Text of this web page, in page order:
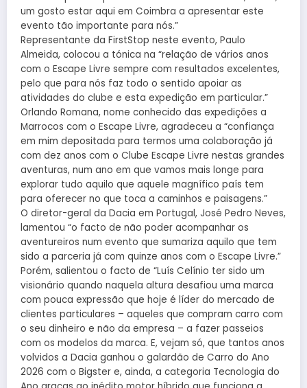
um gosto estar aqui em Coimbra a apresentar este
evento tão importante para nós.”
Representante da FirstStop neste evento, Paulo
Almeida, colocou a tónica na “relação de vários anos
com o Escape Livre sempre com resultados excelentes,
pelo que para nós faz todo o sentido apoiar as
atividades do clube e esta expedição em particular.”
Orlando Romana, nome conhecido das expedições a
Marrocos com o Escape Livre, agradeceu a “confiança
em mim depositada para termos uma colaboração já
com dez anos com o Clube Escape Livre nestas grandes
aventuras, num ano em que vamos mais longe para
explorar tudo aquilo que aquele magnífico país tem
para oferecer no que toca a caminhos e paisagens.”
O diretor-geral da Dacia em Portugal, José Pedro Neves,
lamentou “o facto de não poder acompanhar os
aventureiros num evento que sumariza aquilo que tem
sido a parceria já com quinze anos com o Escape Livre.”
Porém, salientou o facto de “Luís Celínio ter sido um
visionário quando naquela altura desafiou uma marca
com pouca expressão que hoje é líder do mercado de
clientes particulares – aqueles que compram carro com
o seu dinheiro e não da empresa – a fazer passeios
com os modelos da marca. E, vejam só, que tantos anos
volvidos a Dacia ganhou o galardão de Carro do Ano
2026 com o Bigster e, ainda, a categoria Tecnologia do